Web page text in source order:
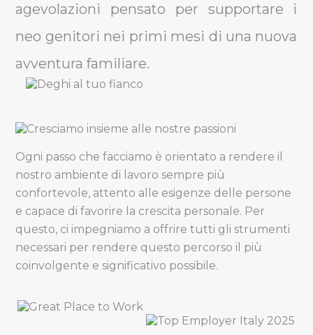
agevolazioni pensato per supportare i
neo genitori nei primi mesi di una nuova
avventura familiare.
Ogni passo che facciamo è orientato a rendere il
nostro ambiente di lavoro sempre più
confortevole, attento alle esigenze delle persone
e capace di favorire la crescita personale. Per
questo, ci impegniamo a offrire tutti gli strumenti
necessari per rendere questo percorso il più
coinvolgente e significativo possibile.